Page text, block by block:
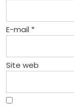
E-mail *
Site web